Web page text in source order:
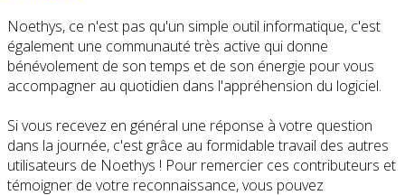
Noethys, ce n'est pas qu'un simple outil informatique, c'est
également une communauté très active qui donne
bénévolement de son temps et de son énergie pour vous
accompagner au quotidien dans l'appréhension du logiciel.
Si vous recevez en général une réponse à votre question
dans la journée, c'est grâce au formidable travail des autres
utilisateurs de Noethys ! Pour remercier ces contributeurs et
témoigner de votre reconnaissance, vous pouvez